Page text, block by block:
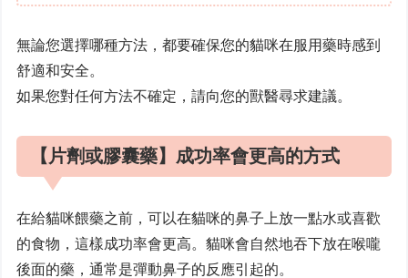
無論您選擇哪種方法，都要確保您的貓咪在服用藥時感到
舒適和安全。
如果您對任何方法不確定，請向您的獸醫尋求建議。
【片劑或膠囊藥】成功率會更高的方式
在給貓咪餵藥之前，可以在貓咪的鼻子上放一點水或喜歡
的食物，這樣成功率會更高。貓咪會自然地吞下放在喉嚨
後面的藥，通常是彈動鼻子的反應引起的。